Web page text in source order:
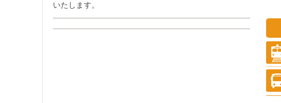
いたします。